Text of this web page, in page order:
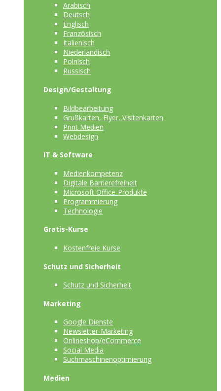
Arabisch
Deutsch
Englisch
Französisch
Italienisch
Niederländisch
Polnisch
Russisch
Design/Gestaltung
Bildbearbeitung
Grußkarten, Flyer, Visitenkarten
Print Medien
Webdesign
IT & Software
Medienkompetenz
Digitale Barrierefreiheit
Microsoft Office-Produkte
Programmierung
Technologie
Gratis-Kurse
Kostenfreie Kurse
Schutz und Sicherheit
Schutz und Sicherheit
Marketing
Google Dienste
Newsletter-Marketing
Onlineshop/eCommerce
Social Media
Suchmaschinenoptimierung
Medien